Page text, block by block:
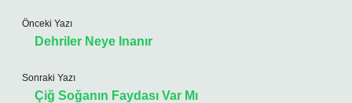
Önceki Yazı
Dehriler Neye Inanır
Sonraki Yazı
Çiğ Soğanın Faydası Var Mı